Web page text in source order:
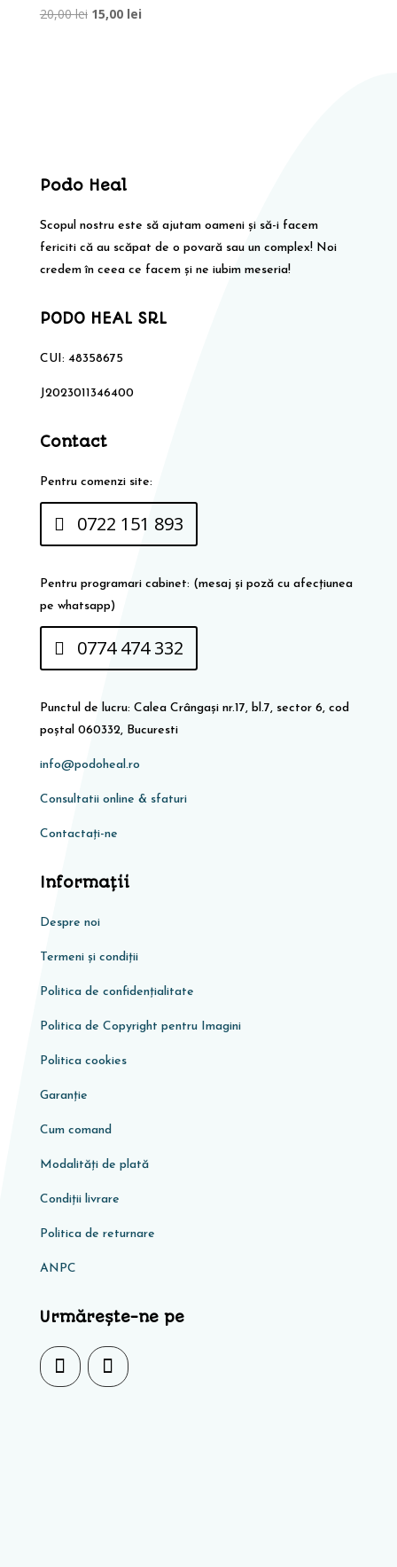
20,00lei Prețul
15,00 leiPrețul
Podo Heal
Scopul nostru este să ajutam oameni și să-i facem
fericiti că au scăpat de o povară sau un complex! Noi
credem în ceea ce facem și ne iubim meseria!
PODO HEAL SRL
CUI: 48358675
J2023011346400
Contact
Pentru comenzi site:
0722 151 893
Pentru programari cabinet: (mesaj și poză cu afecțiunea
pe whatsapp)
0774 474 332
Punctul de lucru: Calea Crângași nr.17, bl.7, sector 6, cod
poștal 060332, Bucuresti
info@podoheal.ro
Consultatii online & sfaturi
Contactați-ne
Informaţii
Despre noi
Termeni și condiții
Politica de confidențialitate
Politica de Copyright pentru Imagini
Politica cookies
Garanţie
Cum comand
Modalități de plată
Condiţii livrare
Politica de returnare
ANPC
Urmărește-ne pe